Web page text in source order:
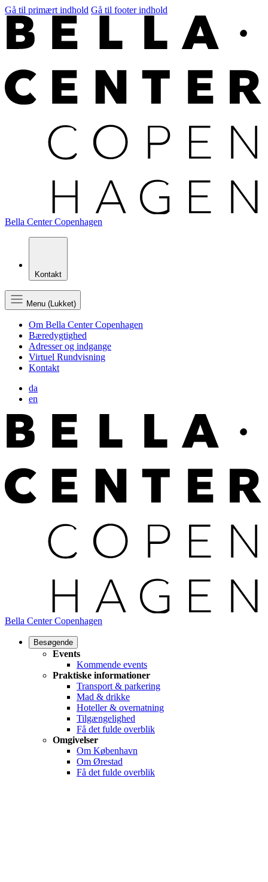
Gå til primært indhold Gå til footer indhold
Bella Center Copenhagen
Kontakt
Menu (Lukket)
Om Bella Center Copenhagen
Bæredygtighed
Adresser og indgange
Virtuel Rundvisning
Kontakt
da
en
Bella Center Copenhagen
Besøgende
Events
Kommende events
Praktiske informationer
Transport & parkering
Mad & drikke
Hoteller & overnatning
Tilgængelighed
Få det fulde overblik
Omgivelser
Om København
Om Ørestad
Få det fulde overblik